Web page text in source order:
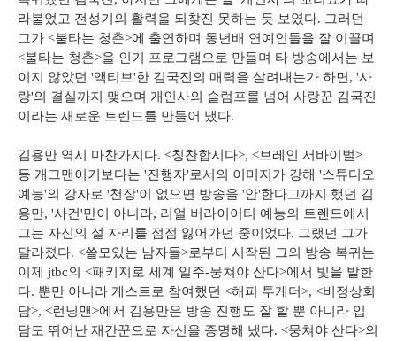
라붙었고 전성기의 활력을 되찾진 못하는 듯 보였다. 그러던
그가 <불타는 청춘>에 출연하며 동년배 연예인들을 잘 이끌며
<불타는 청춘>을 인기 프로그램으로 만들며 타 방송에서는 보
이지 않았던 '액티브'한 김국진의 매력을 살려내는가 하면, '사
랑'의 결실까지 맺으며 개인사의 슬럼프를 넘어 사랑꾼 김국진
이라는 새로운 트렌드를 만들어 냈다.
김용만 역시 마찬가지다. <칭찬합시다>, <브레인 서바이벌>
등 개그맨이기보다는 '진행자'로서의 이미지가 강해 '스튜디오
예능'의 강자로 '천장'이 없으면 방송을 '안'한다고까지 했던 김
용만, '사건'만이 아니라, 리얼 버라이어티 예능의 트렌드에서
그는 자신의 설 자리를 점점 잃어가던 중이었다. 그랬던 그가
달라졌다. <쓸모있는 남자들>로부터 시작된 그의 방송 복귀는
이제 jtbc의 <패키지로 세계 일주-뭉쳐야 산다>에서 빛을 발한
다. 뿐만 아니라 게스트로 참여했던 <해피 투게더>, <비정상회
담>, <런닝맨>에서 김용만은 방송 진행도 잘 할 뿐 아니라 입
담도 뛰어난 재간꾼으로 자신을 증명해 냈다. <뭉쳐야 산다>의